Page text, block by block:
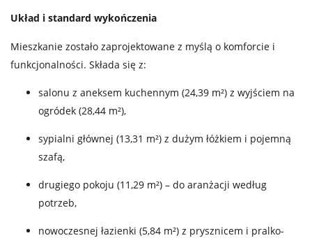
Układ i standard wykończenia
Mieszkanie zostało zaprojektowane z myślą o komforcie i
funkcjonalności. Składa się z:
salonu z aneksem kuchennym (24,39 m²) z wyjściem na
ogródek (28,44 m²),
sypialni głównej (13,31 m²) z dużym łóżkiem i pojemną
szafą,
drugiego pokoju (11,29 m²) – do aranżacji według
potrzeb,
nowoczesnej łazienki (5,84 m²) z prysznicem i pralko-